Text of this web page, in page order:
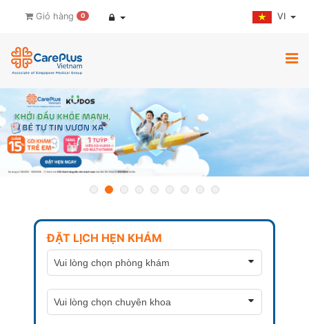
Giỏ hàng 0 VI
ĐẶT LỊCH HẸN KHÁM